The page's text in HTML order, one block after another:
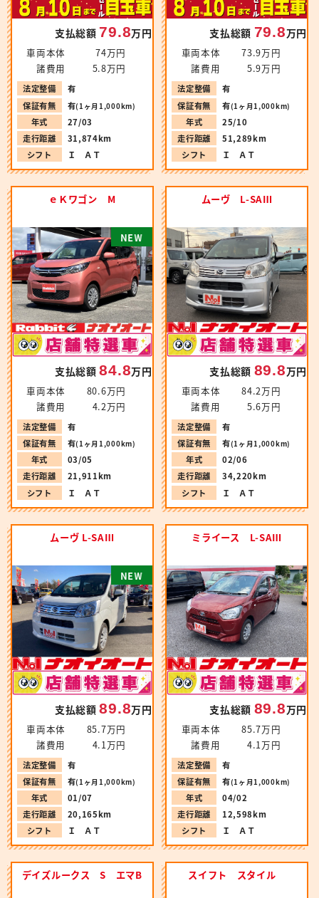
支払総額 79.8万円
車両本体
74万円
諸費用
5.8万円
法定整備
有
保証有無
有(1ヶ月1,000km)
年式
27/03
走行距離
31,874km
シフト
Ｉ ＡＴ
支払総額 79.8万円
車両本体
73.9万円
諸費用
5.9万円
法定整備
有
保証有無
有(1ヶ月1,000km)
年式
25/10
走行距離
51,289km
シフト
Ｉ ＡＴ
ｅＫワゴン M
N W
支払総額84.8万円
車両本体
80.6万円
諸費用
4.2万円
法定整備
有
保証有無
有(1ヶ月1,000km)
年式
03/05
走行距離
21,911km
シフト
Ｉ ＡＴ
ムーヴ L-SAⅢ
支払総額 89.8万円
車両本体
84.2万円
諸費用
5.6万円
法定整備
有
保証有無
有(1ヶ月1,000km)
年式
02/06
走行距離
34,220km
シフト
Ｉ ＡＴ
ムーヴ L-SAⅢ
N W
支払総額89.8万円
車両本体
85.7万円
諸費用
4.1万円
法定整備
有
保証有無
有(1ヶ月1,000km)
年式
01/07
走行距離
20,165km
シフト
Ｉ ＡＴ
ミライース L-SAⅢ
支払総額 89.8万円
車両本体
85.7万円
諸費用
4.1万円
法定整備
有
保証有無
有(1ヶ月1,000km)
年式
04/02
走行距離
12,598km
シフト
Ｉ ＡＴ
デイズルークス S エマB スイフト スタイル